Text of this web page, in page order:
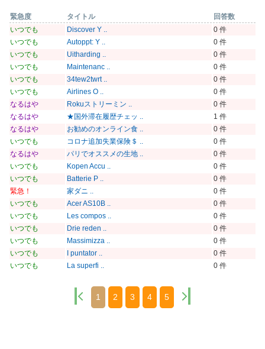
緊急度 タイトル
回答数
いつでも
Discover Y ..
0 件
いつでも
Autoppt: Y ..
0 件
いつでも
Uitharding ..
0 件
いつでも
Maintenanc ..
0 件
いつでも
34tew2twrt ..
0 件
いつでも
Airlines O ..
0 件
なるはや
Rokuストリーミン ..
0 件
なるはや
★国外滞在履歴チェッ ..
1 件
なるはや
お勧めのオンライン食 ..
0 件
いつでも
コロナ追加失業保険＄ ..
0 件
なるはや
パリでオススメの生地 ..
0 件
いつでも
Kopen Accu ..
0 件
いつでも
Batterie P ..
0 件
緊急！
家ダニ ..
0 件
いつでも
Acer AS10B ..
0 件
いつでも
Les compos ..
0 件
いつでも
Drie reden ..
0 件
いつでも
Massimizza ..
0 件
いつでも
I puntator ..
0 件
いつでも
La superfi .. 0 件
1 2 3 4 5